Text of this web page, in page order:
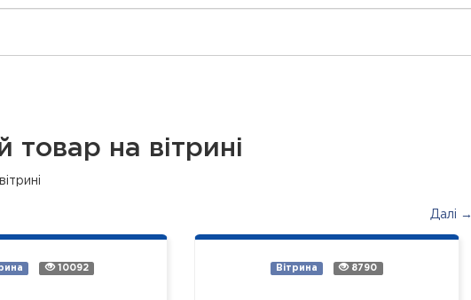
товар на вітрині
Далі →
10092 Вітрина 8790